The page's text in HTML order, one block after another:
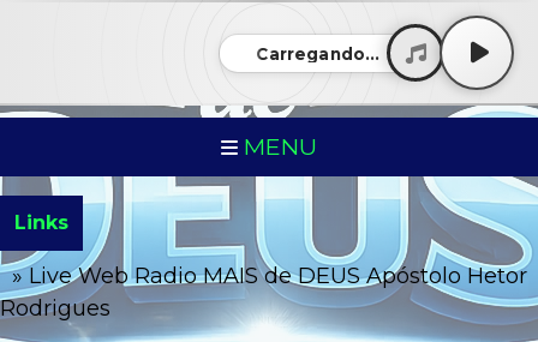
Carregando...
MENU
Links
» Live Web Radio MAIS de DEUS Apóstolo Hetor
Rodrigues